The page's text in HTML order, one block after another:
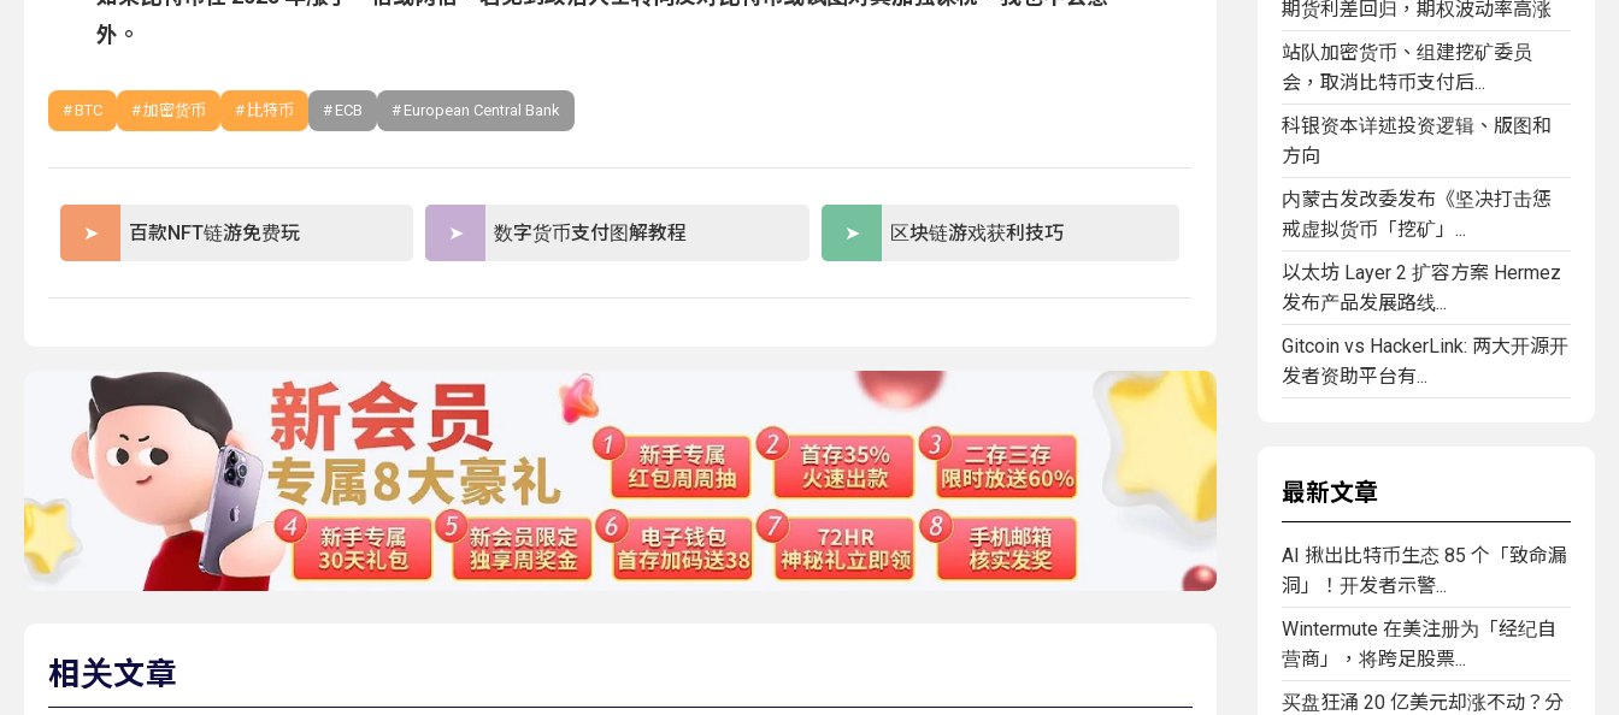
外。
BTC 加密货币 比特币 ECB European Central Bank
百款NFT链游免费玩 数字货币支付图解教程 区块链游戏获利技巧
相关文章
期货利差回归，期权波动率高涨
站队加密货币、组建挖矿委员
会，取消比特币支付后...
科银资本详述投资逻辑、版图和
方向
内蒙古发改委发布《坚决打击惩
戒虚拟货币「挖矿」...
以太坊 Layer 2 扩容方案 Hermez
发布产品发展路线...
Gitcoin vs HackerLink: 两大开源开
发者资助平台有...
最新文章
AI 揪出比特币生态 85 个「致命漏
洞」！开发者示警...
Wintermute 在美注册为「经纪自
营商」，将跨足股票...
买盘狂涌 20 亿美元却涨不动？分